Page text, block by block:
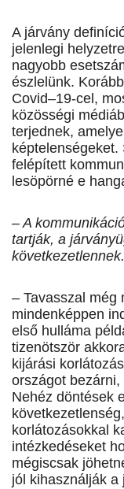
A járvány
jelenlegi
nagyobb
észlelünk.
Covid–19-cel,
közösségi
terjednek,
képtelenségeket.
felépített
lesöpörné e
– A
tartják, a
következetlennek.
– Tavasszal még
mindenképpen
első hulláma
tizenötször
kijárási
országot
Nehéz döntések
korlátozásokkal
intézkedéseket
mégiscsak
jól kihasználják a